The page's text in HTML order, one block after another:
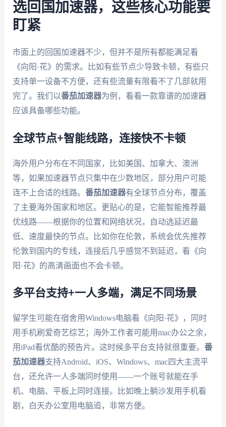
选回国加速器，这些核心功能要
盯紧
市面上的回国加速器不少，但并不是所有都能满足看
《向阳·花》的需求。比如有些节点少导致卡顿，有些只
支持单一设备不方便，还有些流量有限看不了几部就用
完了。我们以番茄加速器为例，看看一款靠谱的加速器
应该具备哪些功能。
全球节点+智能线路，连接快不卡顿
海外用户分布在不同国家，比如美国、加拿大、澳洲
等，如果加速器节点只集中在少数地区，部分用户可能
连不上合适的线路。 番茄加速器有全球节点分布，覆盖
了主要海外国家和地区。更贴心的是，它能智能推荐最
优线路——根据你的位置和网络状况，自动选延迟最
低、速度最快的节点。比如你在伦敦，系统会优先推荐
伦敦到国内的专线，连接后几乎感觉不到延迟，看《向
阳·花》的高清画面也不会卡顿。
多平台支持+一人多端，满足不同场景
留学生可能在宿舍用Windows电脑看《向阳·花》，同时
用手机刷爱奇艺综艺；海外工作者可能用mac办公之余，
用iPad看优酷的预告片。这时候多平台支持就很重要。 番
茄加速器支持Android、iOS、Windows、mac四大主流平
台，还允许一人多端同时使用——一个账号就能在手
机、电脑、平板上同时连接。比如晚上躺沙发用手机看
剧，白天办公室用电脑追，非常方便。